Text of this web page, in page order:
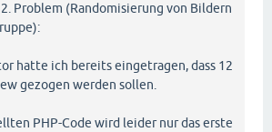
Problem (Randomisierung von Bildern
hatte ich bereits eingetragen, dass 12
gezogen werden sollen.
PHP-Code wird leider nur das erste